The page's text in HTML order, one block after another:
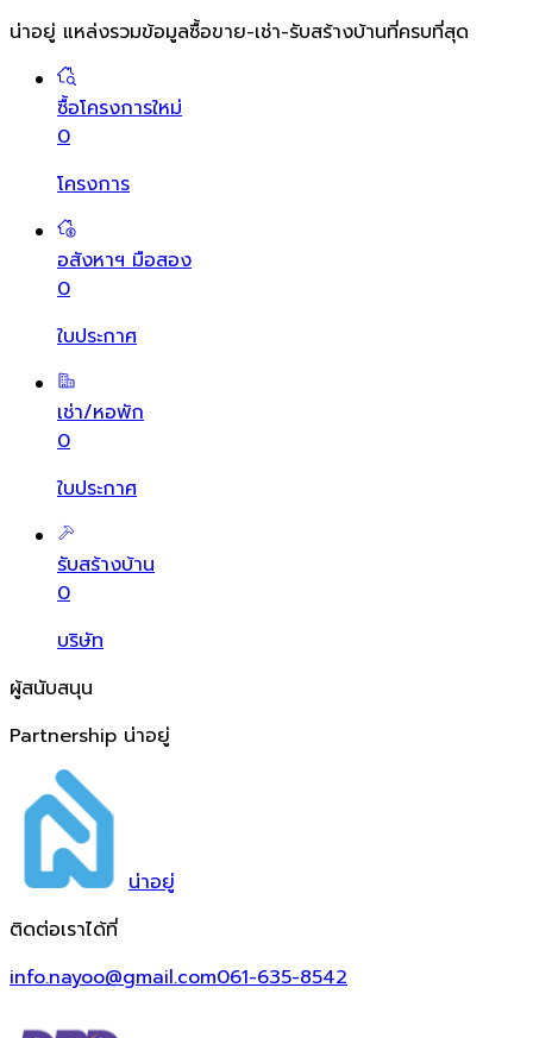
น่าอยู่ แหล่งรวมข้อมูลซื้อขาย-เช่า-รับสร้างบ้านที่ครบที่สุด
ซื้อโครงการใหม่
0
โครงการ
อสังหาฯ มือสอง
0
ใบประกาศ
เช่า/หอพัก
0
ใบประกาศ
รับสร้างบ้าน
0
บริษัท
ผู้สนับสนุน
Partnership น่าอยู่
น่าอยู่
ติดต่อเราได้ที่
info.nayoo@gmail.com061-635-8542